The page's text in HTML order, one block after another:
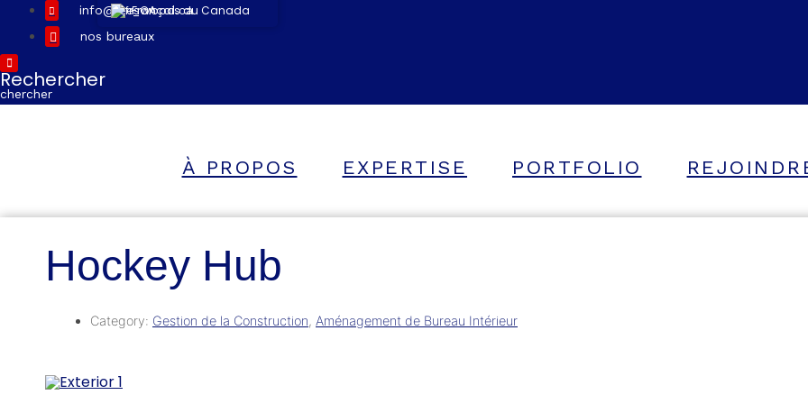
info@leeswood.ca
nos bureaux
Rechercher
chercher
À PROPOS EXPERTISE PORTFOLIO
Hockey Hub
Category: Gestion de la Construction, Aménagement de Bureau Intérieur
Français du Canada